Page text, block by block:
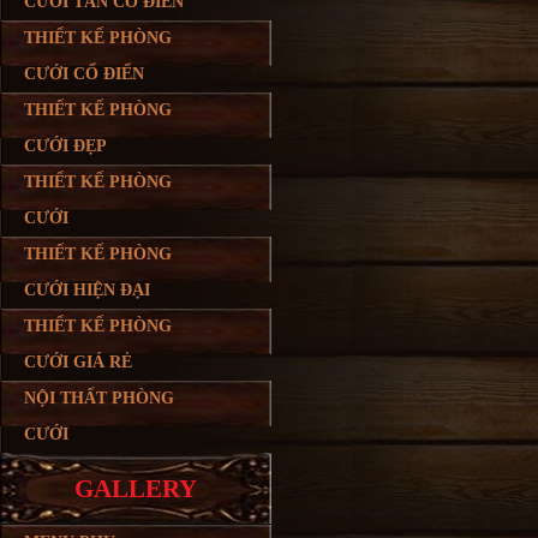
THIẾT KẾ PHÒNG
CƯỚI CỔ ĐIỂN
THIẾT KẾ PHÒNG
CƯỚI ĐẸP
THIẾT KẾ PHÒNG
CƯỚI
THIẾT KẾ PHÒNG
CƯỚI HIỆN ĐẠI
THIẾT KẾ PHÒNG
CƯỚI GIÁ RẺ
NỘI THẤT PHÒNG
CƯỚI
GALLERY